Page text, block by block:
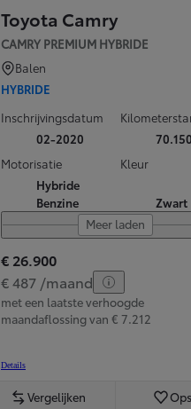
of financiering vanaf
Hilux
Toyota Camry
CAMRY PREMIUM HYBRIDE
Balen
HYBRIDE
Inschrijvingsdatum
02-2020
Motorisatie
Hybride
Benzine
Kleur
Zwart
Meer laden
€ 26.900
€ 487 /maand
met een laatste verhoogde
maandaflossing van € 7.212
Details
Vergelijken